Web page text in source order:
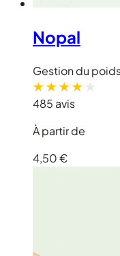
Nopal
Gestion du
485 avis
À partir de
4,50 €